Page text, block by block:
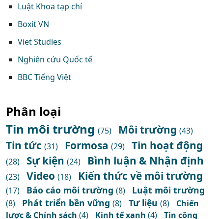
Luật Khoa tạp chí
Boxit VN
Viet Studies
Nghiên cứu Quốc tế
BBC Tiếng Việt
Phân loại
Tin môi trường (75) Môi trường (43)
Tin tức (31) Formosa (29) Tin hoạt động
(28) Sự kiện (24) Bình luận & Nhận định
(23) Video (18) Kiến thức về môi trường
(17) Báo cáo môi trường (8) Luật môi trường
(8) Phát triển bền vững (8) Tư liệu (8)
Chiến
lược & Chính sách (4) Kinh tế xanh (4) Tin công